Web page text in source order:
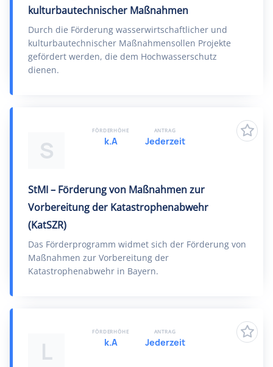
kulturbautechnischer Maßnahmen
Durch die Förderung wasserwirtschaftlicher und
kulturbautechnischer Maßnahmensollen Projekte
gefördert werden, die dem Hochwasserschutz
dienen.
S
StMI – Förderung von Maßnahmen zur
Vorbereitung der Katastrophenabwehr
(KatSZR)
Das Förderprogramm widmet sich der Förderung von
Maßnahmen zur Vorbereitung der
Katastrophenabwehr in Bayern.
FÖRDERHÖHE
k.A
ANTRAG
Jederzeit
L
FÖRDERHÖHE
k.A
ANTRAG
Jederzeit